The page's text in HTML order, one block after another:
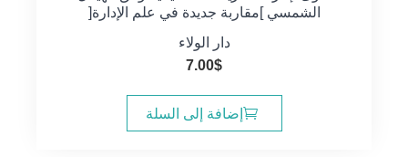
الشمسي ]مقاربة جديدة في علم الإدارة[
دار الولاء
7.00$
إضافة إلى السلة